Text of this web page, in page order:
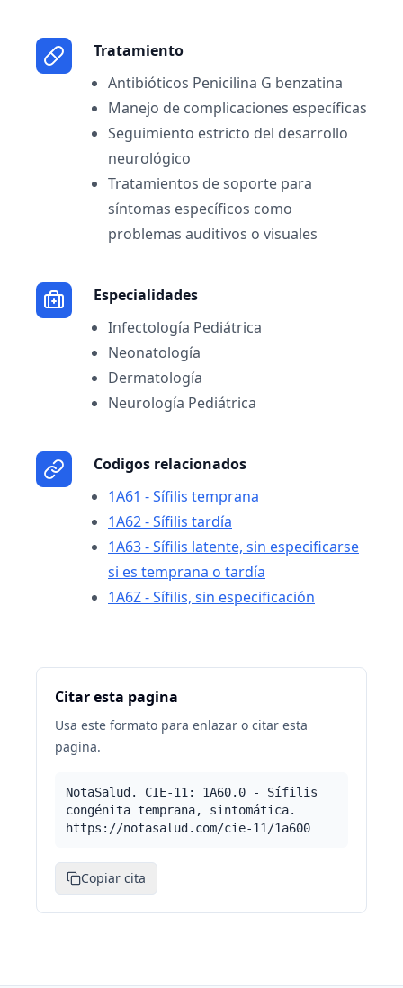
Tratamiento
Antibióticos Penicilina G benzatina
Manejo de complicaciones específicas
Seguimiento estricto del desarrollo
neurológico
Tratamientos de soporte para
síntomas específicos como
problemas auditivos o visuales
Especialidades
Infectología Pediátrica
Neonatología
Dermatología
Neurología Pediátrica
Codigos relacionados
1A61 - Sífilis temprana
1A62 - Sífilis tardía
1A63 - Sífilis latente, sin especificarse
si es temprana o tardía
1A6Z - Sífilis, sin especificación
Citar esta pagina
Usa este formato para enlazar o citar esta
pagina.
NotaSalud. CIE-11: 1A60.0 - Sífilis
congénita temprana, sintomática.
https://notasalud.com/cie-11/1a600
Copiar cita